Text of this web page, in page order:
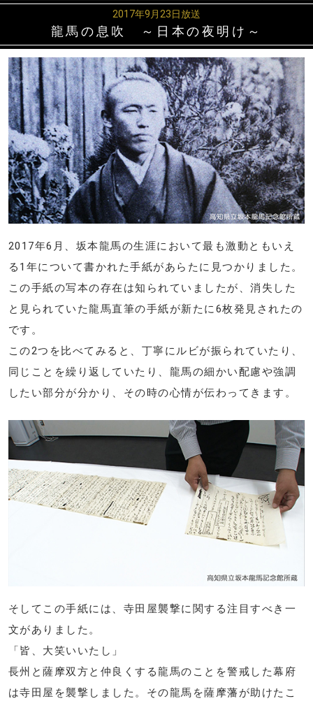
2017年9月23日放送
龍馬の息吹 ～日本の夜明け～
2017年6月、坂本龍馬の生涯において最も激動ともいえ
る1年について書かれた手紙があらたに見つかりました。
この手紙の写本の存在は知られていましたが、消失した
と見られていた龍馬直筆の手紙が新たに6枚発見されたの
です。
この2つを比べてみると、丁寧にルビが振られていたり、
同じことを繰り返していたり、龍馬の細かい配慮や強調
したい部分が分かり、その時の心情が伝わってきます。
そしてこの手紙には、寺田屋襲撃に関する注目すべき一
文がありました。
「皆、大笑いいたし」
長州と薩摩双方と仲良くする龍馬のことを警戒した幕府
は寺田屋を襲撃しました。その龍馬を薩摩藩が助けたこ